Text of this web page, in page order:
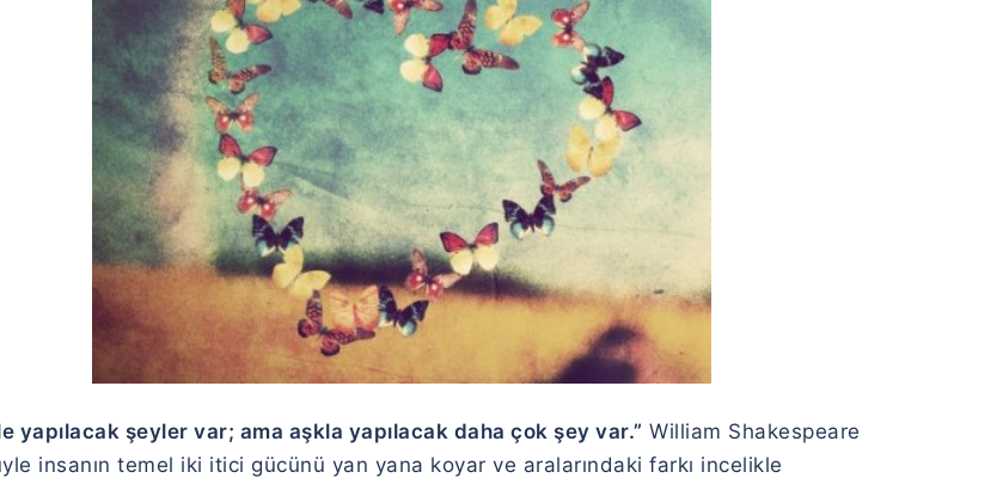
yapılacak şeyler var; ama aşkla yapılacak daha çok şey var.” William Shakespeare
insanın temel iki itici gücünü yan yana koyar ve aralarındaki farkı incelikle